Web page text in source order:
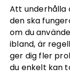
Att underhålla
den ska
om du
ibland, är
ger dig fler
du enkelt kan